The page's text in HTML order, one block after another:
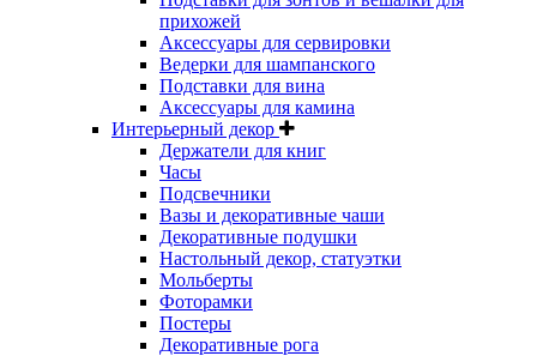
прихожей
Аксессуары для сервировки
Ведерки для шампанского
Подставки для вина
Аксессуары для камина
Интерьерный декор
Держатели для книг
Часы
Подсвечники
Вазы и декоративные чаши
Декоративные подушки
Настольный декор, статуэтки
Мольберты
Фоторамки
Постеры
Декоративные рога